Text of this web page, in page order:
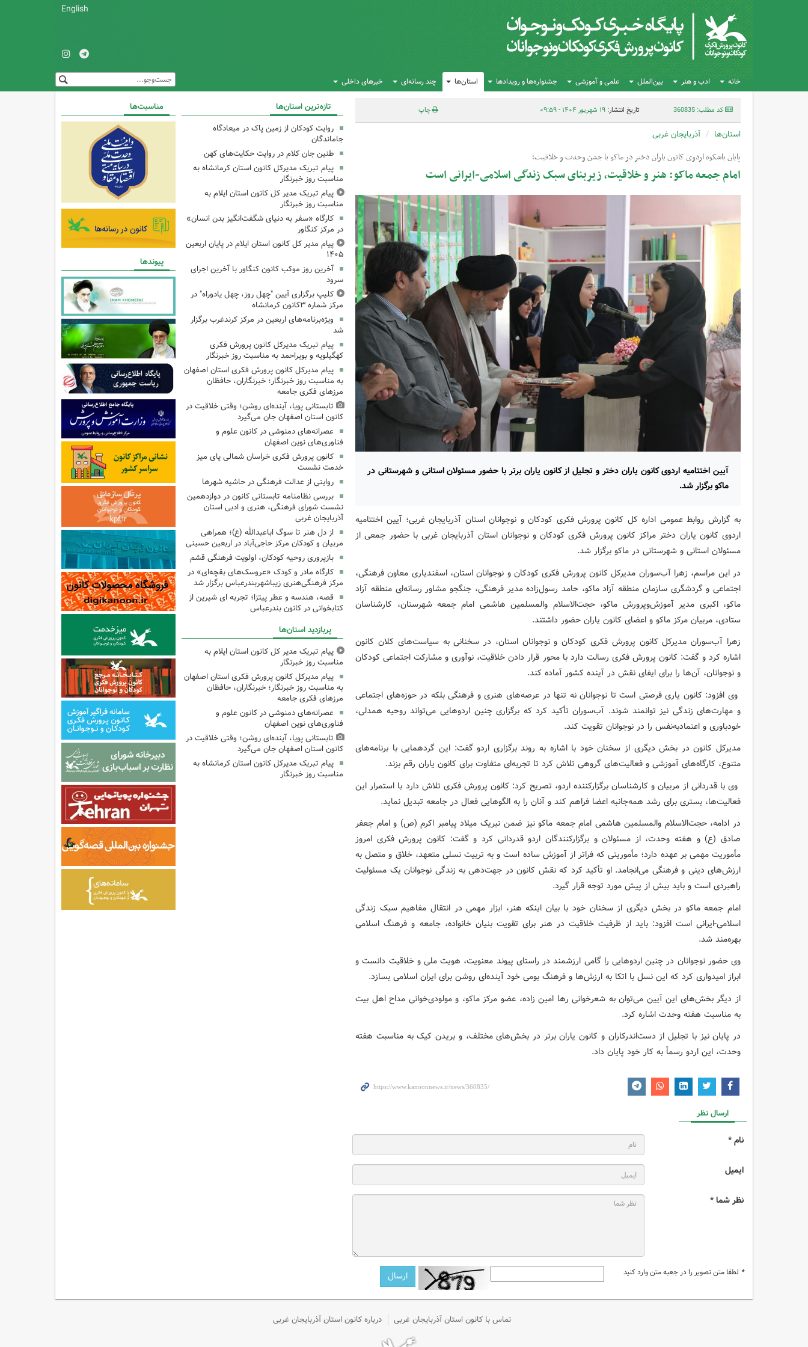
English
خانه ادب و هنر بین‌الملل علمی و آموزشی جشنواره‌ها و رویدادها استان‌ها چند رسانه‌ای خبرهای داخلی
کد مطلب: 360835 تاریخ انتشار:۱۹ شهریور ۱۴۰۴ - ۰۹:۵۹ چاپ
استان‌ها آذربایجان غربی
پایان باشکوه اردوی کانون یاران دختر در ماکو با جشن وحدت و خلاقیت؛
امام جمعه ماکو: هنر و خلاقیت، زیربنای سبک زندگی اسلامی-ایرانی است
آیین اختتامیه اردوی کانون یاران دختر و تجلیل از کانون یاران برتر با حضور مسئولان استانی و شهرستانی در
ماکو برگزار شد.
به گزارش روابط عمومی اداره کل کانون پرورش فکری کودکان و نوجوانان استان آذربایجان غربی؛ آیین اختتامیه
اردوی کانون یاران دختر مراکز کانون پرورش فکری کودکان و نوجوانان استان آذربایجان غربی با حضور جمعی از
مسئولان استانی و شهرستانی در ماکو برگزار شد.
در این مراسم، زهرا آب‌سوران مدیرکل کانون پرورش فکری کودکان و نوجوانان استان، اسفندیاری معاون فرهنگی،
اجتماعی و گردشگری سازمان منطقه آزاد ماکو، حامد رسول‌زاده مدیر فرهنگی، جنگجو مشاور رسانه‌ای منطقه آزاد
ماکو، اکبری مدیر آموزش‌وپرورش ماکو، حجت‌الاسلام والمسلمین هاشمی امام جمعه شهرستان، کارشناسان
ستادی، مربیان مرکز ماکو و اعضای کانون یاران حضور داشتند.
زهرا آب‌سوران مدیرکل کانون پرورش فکری کودکان و نوجوانان استان، در سخنانی به سیاست‌های کلان کانون
اشاره کرد و گفت: کانون پرورش فکری رسالت دارد با محور قرار دادن خلاقیت، نوآوری و مشارکت اجتماعی کودکان
و نوجوانان، آن‌ها را برای ایفای نقش در آینده کشور آماده کند.
وی افزود: کانون یاری فرصتی است تا نوجوانان نه تنها در عرصه‌های هنری و فرهنگی بلکه در حوزه‌های اجتماعی
و مهارت‌های زندگی نیز توانمند شوند. آب‌سوران تأکید کرد که برگزاری چنین اردوهایی می‌تواند روحیه همدلی،
خودباوری و اعتمادبه‌نفس را در نوجوانان تقویت کند.
مدیرکل کانون در بخش دیگری از سخنان خود با اشاره به روند برگزاری اردو گفت: این گردهمایی با برنامه‌های
متنوع، کارگاه‌های آموزشی و فعالیت‌های گروهی تلاش کرد تا تجربه‌ای متفاوت برای کانون یاران رقم بزند.
وی با قدردانی از مربیان و کارشناسان برگزارکننده اردو، تصریح کرد: کانون پرورش فکری تلاش دارد با استمرار این
فعالیت‌ها، بستری برای رشد همه‌جانبه اعضا فراهم کند و آنان را به الگوهایی فعال در جامعه تبدیل نماید.
در ادامه، حجت‌الاسلام والمسلمین هاشمی امام جمعه ماکو نیز ضمن تبریک میلاد پیامبر اکرم (ص) و امام جعفر
صادق (ع) و هفته وحدت، از مسئولان و برگزارکنندگان اردو قدردانی کرد و گفت: کانون پرورش فکری امروز
مأموریت مهمی بر عهده دارد؛ مأموریتی که فراتر از آموزش ساده است و به تربیت نسلی متعهد، خلاق و متصل به
ارزش‌های دینی و فرهنگی می‌انجامد. او تأکید کرد که نقش کانون در جهت‌دهی به زندگی نوجوانان یک مسئولیت
راهبردی است و باید بیش از پیش مورد توجه قرار گیرد.
امام جمعه ماکو در بخش دیگری از سخنان خود با بیان اینکه هنر، ابزار مهمی در انتقال مفاهیم سبک زندگی
اسلامی-ایرانی است افزود: باید از ظرفیت خلاقیت در هنر برای تقویت بنیان خانواده، جامعه و فرهنگ اسلامی
بهره‌مند شد.
وی حضور نوجوانان در چنین اردوهایی را گامی ارزشمند در راستای پیوند معنویت، هویت ملی و خلاقیت دانست و
ابراز امیدواری کرد که این نسل با اتکا به ارزش‌ها و فرهنگ بومی خود آینده‌ای روشن برای ایران اسلامی بسازد.
از دیگر بخش‌های این آیین می‌توان به شعرخوانی رها امین زاده، عضو مرکز ماکو، و مولودی‌خوانی مداح اهل بیت
به مناسبت هفته وحدت اشاره کرد.
در پایان نیز با تجلیل از دست‌اندرکاران و کانون یاران برتر در بخش‌های مختلف، و بریدن کیک به مناسبت هفته
وحدت، این اردو رسماً به کار خود پایان داد.
ارسال نظر
نام *
ایمیل
نظر شما *
* لطفا متن تصویر را در جعبه متن وارد کنید
تازه‌ترین استان‌ها
روایت کودکان از زمین پاک در میعادگاه
جاماندگان
طنین جان کلام در روایت حکایت‌های کهن
پیام تبریک مدیرکل کانون استان کرمانشاه به
مناسبت روز خبرنگار
پیام تبریک مدیر کل کانون استان ایلام به
مناسبت روز خبرنگار
کارگاه «سفر به دنیای شگفت‌انگیز بدن انسان»
در مرکز کنگاور
پیام مدیر کل کانون استان ایلام در پایان اربعین
۱۴۰۵
آخرین روز موکب کانون کنگاور با آخرین اجرای
سرود
کلیپ برگزاری آیین "چهل روز، چهل یادوراه" در
مرکز شماره ۳کانون کرمانشاه
ویژه‌برنامه‌های اربعین در مرکز کرندغرب برگزار
شد
پیام تبریک مدیرکل کانون پرورش فکری
کهگیلویه و بویراحمد به مناسبت روز خبرنگار
پیام مدیرکل کانون پرورش فکری استان اصفهان
به مناسبت روز خبرنگار؛ خبرنگاران، حافظان
مرزهای فکری جامعه
تابستانی پویا، آینده‌ای روشن؛ وقتی خلاقیت در
کانون استان اصفهان جان می‌گیرد
عصرانه‌های دمنوشی در کانون علوم و
فناوری‌های نوین اصفهان
کانون پرورش فکری خراسان شمالی پای میز
خدمت نشست
روایتی از عدالت فرهنگی در حاشیه شهرها
بررسی نظامنامه تابستانی کانون در دوازدهمین
نشست شورای فرهنگی، هنری و ادبی استان
آذربایجان غربی
از دل هنر تا سوگ اباعبدالله (ع)؛ همراهی
مربیان و کودکان مرکز حاجی‌آباد در اربعین حسینی
بازپروری روحیه کودکان، اولویت فرهنگی قشم
کارگاه مادر و کودک «عروسک‌های بقچه‌ای» در
مرکز فرهنگی‌هنری زیباشهربندرعباس برگزار شد
قصه، هندسه و عطر پیتزا؛ تجربه ای شیرین از
کتابخوانی در کانون بندرعباس
پربازدید استان‌ها
پیام تبریک مدیر کل کانون استان ایلام به
مناسبت روز خبرنگار
پیام مدیرکل کانون پرورش فکری استان اصفهان
به مناسبت روز خبرنگار؛ خبرنگاران، حافظان
مرزهای فکری جامعه
عصرانه‌های دمنوشی در کانون علوم و
فناوری‌های نوین اصفهان
تابستانی پویا، آینده‌ای روشن؛ وقتی خلاقیت در
کانون استان اصفهان جان می‌گیرد
پیام تبریک مدیرکل کانون استان کرمانشاه به
مناسبت روز خبرنگار
مناسبت‌ها
پیوندها
تماس با کانون استان آذربایجان غربی درباره کانون استان آذربایجان غربی